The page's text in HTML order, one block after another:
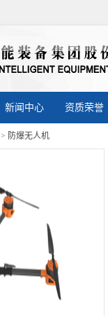
新闻中心 资质荣誉
> 防爆无人机